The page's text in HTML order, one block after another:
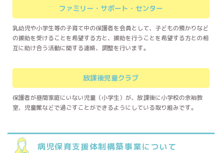
ファミリー・ サポート・センター
乳幼児や小学生等の子育て中の保護者を会員として、子どもの預かりなど
の援助を受けることを希望する方と、援助を行うことを希望する方との相
互に助け合う活動に関する連絡、調整を行います。
放課後児童クラブ
保護者が昼間家庭にいない児童（小学生）が、放課後に小学校の余裕教
室、児童館などで過ごすことができるようにしている取り組みです。
病児保育支援体制構築事業について